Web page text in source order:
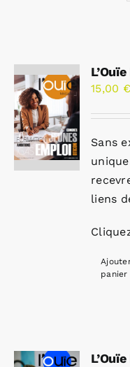
15,00 €
Sans
liens
panier